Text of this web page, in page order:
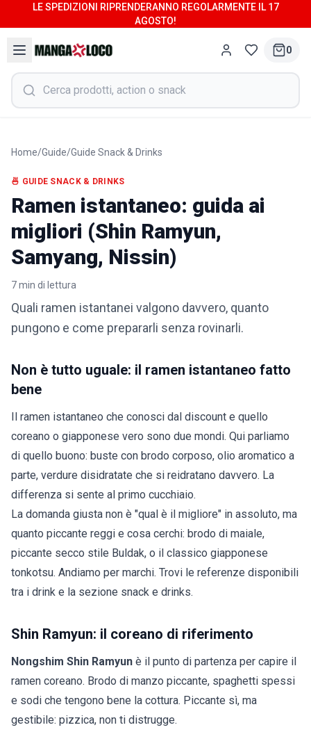
LE SPEDIZIONI RIPRENDERANNO REGOLARMENTE IL 17
AGOSTO!
0
Home/Guide/Guide Snack & Drinks
🍜 GUIDE SNACK & DRINKS
Ramen istantaneo: guida ai
migliori (Shin Ramyun,
Samyang, Nissin)
7min di lettura
Quali ramen istantanei valgono davvero, quanto
pungono e come prepararli senza rovinarli.
Non è tutto uguale: il ramen istantaneo fatto
bene
Il ramen istantaneo che conosci dal discount e quello
coreano o giapponese vero sono due mondi. Qui parliamo
di quello buono: buste con brodo corposo, olio aromatico a
parte, verdure disidratate che si reidratano davvero. La
differenza si sente al primo cucchiaio.
La domanda giusta non è "qual è il migliore" in assoluto, ma
quanto piccante reggi e cosa cerchi: brodo di maiale,
piccante secco stile Buldak, o il classico giapponese
tonkotsu. Andiamo per marchi. Trovi le referenze disponibili
tra i drink e la sezione snack e drinks.
Shin Ramyun: il coreano di riferimento
Nongshim Shin Ramyun è il punto di partenza per capire il
ramen coreano. Brodo di manzo piccante, spaghetti spessi
e sodi che tengono bene la cottura. Piccante sì, ma
gestibile: pizzica, non ti distrugge.